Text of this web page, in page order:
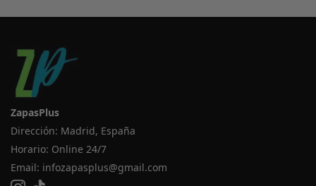
ZapasPlus
Dirección: Madrid, España
Horario: Online 24/7
Email: infozapasplus@gmail.com